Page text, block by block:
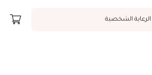
الرعاية الشخصية